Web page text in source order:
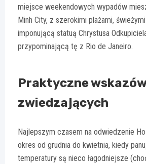
miejsce weekendowych wypadów
Minh City, z szerokimi plażami,
imponującą statuą Chrystusa
przypominającą tę z Rio de Janeiro.
Praktyczne
zwiedzających
Najlepszym czasem na odwiedzenie
okres od grudnia do kwietnia, kiedy
temperatury są nieco łagodniejsze